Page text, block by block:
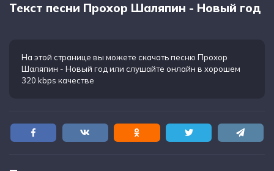
Текст песни Прохор Шаляпин - Новый год
На этой странице вы можете скачать песню Прохор
Шаляпин - Новый год или слушайте онлайн в хорошем
320 kbps качестве